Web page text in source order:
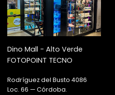
Dino Mall - Alto Verde
FOTOPOINT TECNO
Rodríguez del Busto 4086
Loc. 66 — Córdoba.